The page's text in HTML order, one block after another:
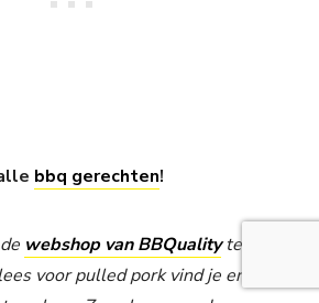
bbq gerechten!
webshop van BBQualityte kijken.
voor pulled pork vind je er